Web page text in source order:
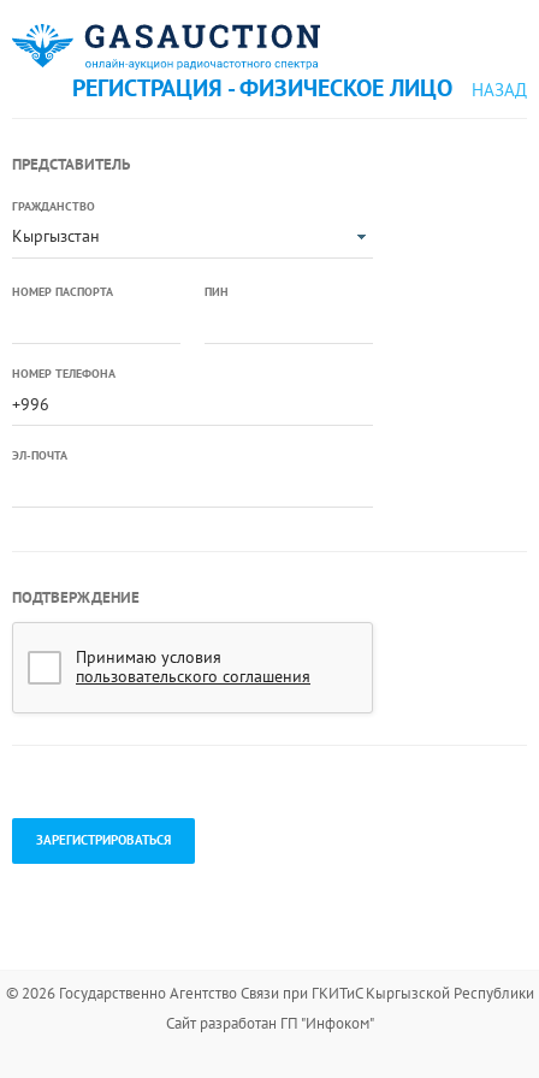
РЕГИСТРАЦИЯ - ФИЗИЧЕСКОЕ ЛИЦО НАЗАД
ПРЕДСТАВИТЕЛЬ
ГРАЖДАНСТВО
Кыргызстан
НОМЕР ПАСПОРТА ПИН
НОМЕР ТЕЛЕФОНА
ЭЛ-ПОЧТА
ПОДТВЕРЖДЕНИЕ
Принимаю условия
пользовательского соглашения
© 2026 Государственно Агентство Связи при ГКИТиС Кыргызской Республики
Сайт разработан ГП "Инфоком"